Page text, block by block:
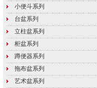
小便斗系列
台盆系列
立柱盆系列
柜盆系列
蹲便器系列
拖布盆系列
艺术盆系列